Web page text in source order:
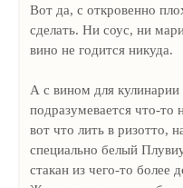
Вот да, с откровенно
сделать. Ни соус, ни
вино не годится никуда.
А с вином для
подразумевается что-
вот что лить в ризотто,
специально белый
стакан из чего-то более